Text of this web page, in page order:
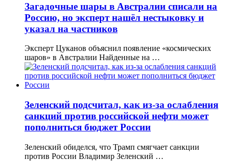
Загадочные шары в Австралии списали на
Россию, но эксперт нашёл нестыковку и
указал на частников
Эксперт Цуканов объяснил появление «космических
шаров» в Австралии Найденные на …
Зеленский подсчитал, как из-за ослабления
санкций против российской нефти может
пополниться бюджет России
Зеленский обиделся, что Трамп смягчает санкции
против России Владимир Зеленский …